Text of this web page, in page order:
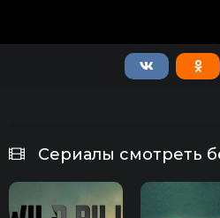
Сериалы смотреть